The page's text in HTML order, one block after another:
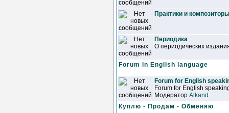
Практики и композиторы
Периодика
О периодических
Forum in English language
Forum for English
Forum for English
Модератор Alkand
Куплю - Продам - Обменяю